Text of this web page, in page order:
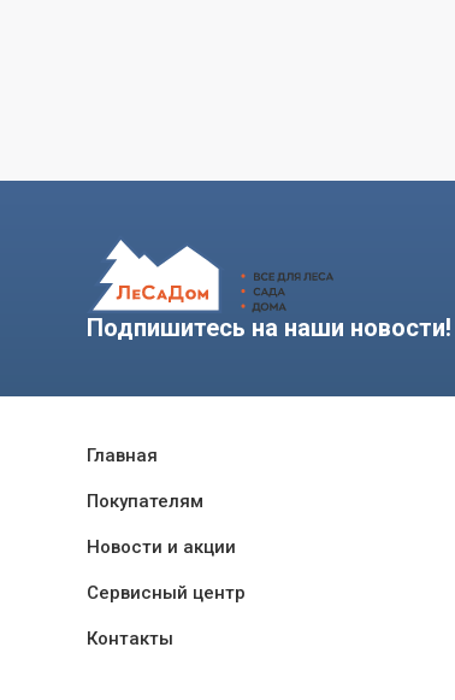
Подпишитесь на наши новости!
Главная
Покупателям
Новости и акции
Сервисный центр
Контакты